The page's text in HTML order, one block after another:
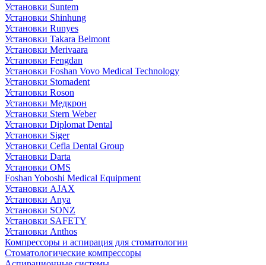
Установки Suntem
Установки Shinhung
Установки Runyes
Установки Takara Belmont
Установки Merivaara
Установки Fengdan
Установки Foshan Vovo Medical Technology
Установки Stomadent
Установки Roson
Установки Медкрон
Установки Stern Weber
Установки Diplomat Dental
Установки Siger
Установки Cefla Dental Group
Установки Darta
Установки OMS
Foshan Yoboshi Medical Equipment
Установки AJAX
Установки Anya
Установки SONZ
Установки SAFETY
Установки Anthos
Компрессоры и аспирация для стоматологии
Стоматологические компрессоры